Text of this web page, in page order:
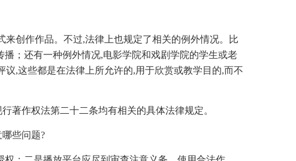
创作作品。不过,法律上也规定了相关的例外情况。比
；还有一种例外情况,电影学院和戏剧学院的学生或老
,这些都是在法律上所允许的,用于欣赏或教学目的,而不
著作权法第二十二条均有相关的具体法律规定。
些问题?